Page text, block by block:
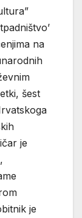
na
šest
je
je